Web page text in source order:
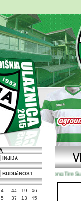
INđIJA
BUDUćNOST
4 44 19
46
5 37 13
45
Linglong Tire